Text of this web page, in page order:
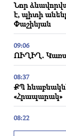
Նոր
է, պիտի
Փաշինյան
09:06
ՈՒՂԻՂ․
08:37
ՔՊ
«Հրապարակ»
08:22